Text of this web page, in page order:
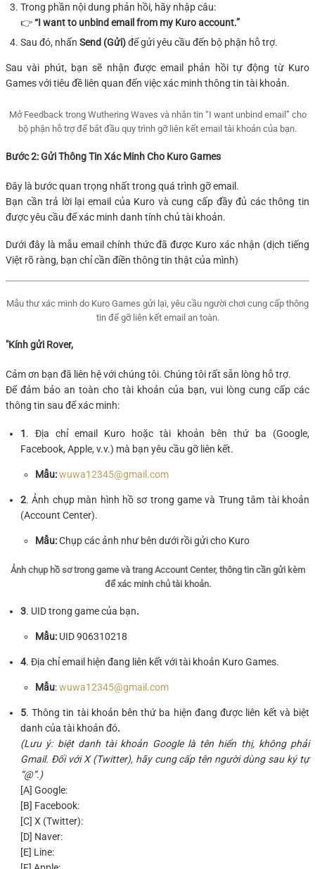
Trong phần nội dung phản hồi, hãy nhập câu:
👉“I want to unbind email from my Kuro account.”
Sau đó, nhấn Send (Gửi)để gửi yêu cầu đến bộ phận hỗ trợ.
Sau vài phút, bạn sẽ nhận được email phản hồi tự động từ Kuro
Games với tiêu đề liên quan đến việc xác minh thông tin tài khoản.
Mở Feedback trong Wuthering Waves và nhắn tin “I want unbind email” cho
bộ phận hỗ trợ để bắt đầu quy trình gỡ liên kết email tài khoản của bạn.
Bước 2: Gửi Thông Tin Xác Minh Cho Kuro Games
Đây là bước quan trọng nhất trong quá trình gỡ email.
Bạn cần trả lời lại email của Kuro và cung cấp đầy đủ các thông tin
được yêu cầu để xác minh danh tính chủ tài khoản.
Dưới đây là mẫu email chính thức đã được Kuro xác nhận (dịch tiếng
Việt rõ ràng, bạn chỉ cần điền thông tin thật của mình)
Mẫu thư xác minh do Kuro Games gửi lại, yêu cầu người chơi cung cấp thông
tin để gỡ liên kết email an toàn.
"Kính gửi Rover,
Cảm ơn bạn đã liên hệ với chúng tôi. Chúng tôi rất sẵn lòng hỗ trợ.
Để đảm bảo an toàn cho tài khoản của bạn, vui lòng cung cấp các
thông tin sau để xác minh:
1. Địa chỉ email Kuro hoặc tài khoản bên thứ ba (Google,
Facebook, Apple, v.v.) mà bạn yêu cầu gỡ liên kết.
Mẫu:wuwa12345@gmail.com
2. Ảnh chụp màn hình hồ sơ trong game và Trung tâm tài khoản
(Account Center).
Mẫu:Chụp các ảnh như bên dưới rồi gửi cho Kuro
Ảnh chụp hồ sơ trong game và trang Account Center, thông tin cần gửi kèm
để xác minh chủ tài khoản.
3. UID trong game của bạn.
Mẫu: UID906310218
4. Địa chỉ email hiện đang liên kết với tài khoản Kuro Games.
Mẫu:wuwa12345@gmail.com
5. Thông tin tài khoản bên thứ ba hiện đang được liên kết và biệt
danh của tài khoản đó.
(Lưu ý: biệt danh tài khoản Google là tên hiển thị, không phải
Gmail. Đối với X (Twitter), hãy cung cấp tên người dùng sau ký tự
“@”.)
[A] Google:
[B] Facebook:
[C] X (Twitter):
[D] Naver:
[E] Line: